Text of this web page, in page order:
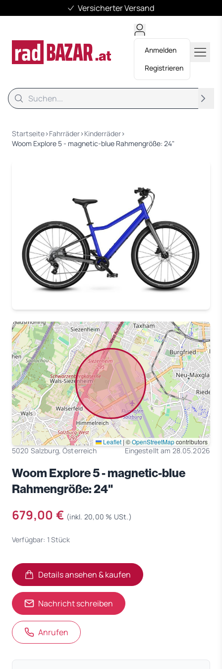
Versicherter Versand
Anmelden
Registrieren
Suche
Startseite›Fahrräder›Kinderräder›
Woom Explore 5 - magnetic-blue Rahmengröße: 24"
Leaflet | ©OpenStreetMapcontributors
5020 Salzburg, Österreich Eingestellt am 28.05.2026
Woom Explore 5 - magnetic-blue
Rahmengröße: 24"
679,00 € (inkl. 20,00 % USt.)
Verfügbar: 1 Stück
Details ansehen & kaufen
(öffnet in neuem Tab)
(öffnet in neuem Tab)
Nachricht schreiben
Anrufen